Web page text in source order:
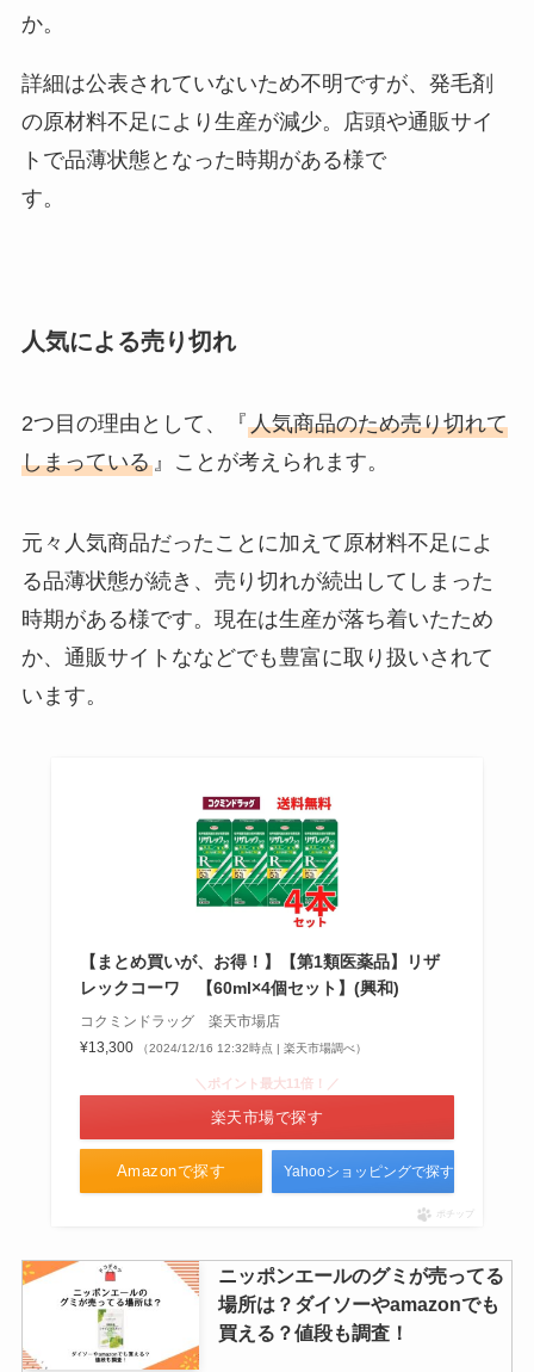
アフタゾロンが販売中止？理由は
なぜ？ドラッグストアや薬局など
市販で売ってる場所は？
か。
詳細は公表されていないため不明ですが、発毛剤
の原材料不足により生産が減少。店頭や通販サイ
トで品薄状態となった時期がある様で
す。
人気による売り切れ
2つ目の理由として、『人気商品のため売り切れて
しまっている』ことが考えられます。
元々人気商品だったことに加えて原材料不足によ
る品薄状態が続き、売り切れが続出してしまった
時期がある様です。現在は生産が落ち着いたため
か、通販サイトななどでも豊富に取り扱いされて
います。
【まとめ買いが、お得！】【第1類医薬品】リザ
レックコーワ 【60ml×4個セット】(興和)
コクミンドラッグ 楽天市場店
¥13,300
（2024/12/16 12:32時点 | 楽天市場調べ）
Amazonで探す
＼ポイント最大11倍！／
楽天市場で探す
Yahooショッピングで探す
ポチップ
ニッポンエールのグミが売ってる
場所は？ダイソーやamazonでも
買える？値段も調査！